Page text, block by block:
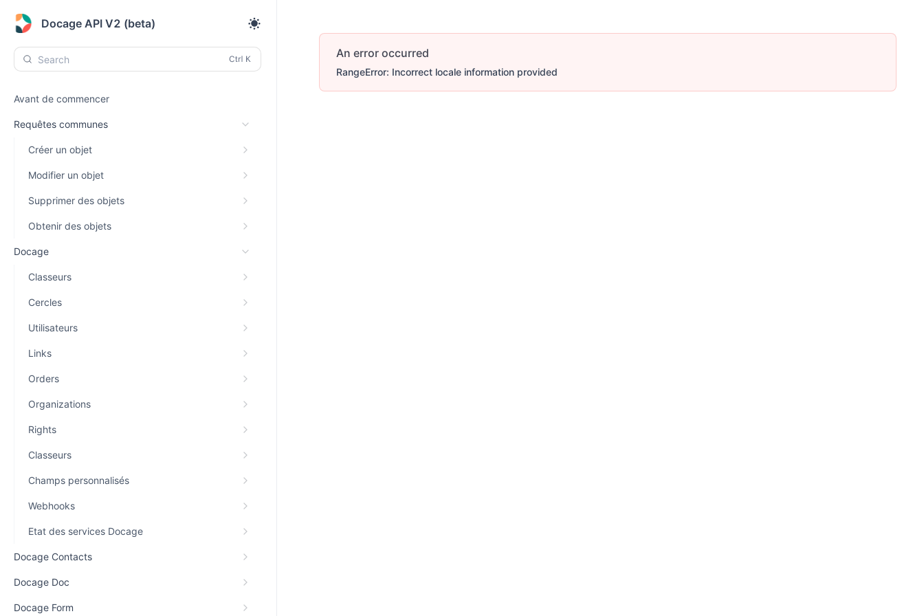
Docage API V2 (beta)
Search
Avant de commencer
Requêtes communes
Créer un objet
Modifier un objet
Supprimer des objets
Obtenir des objets
Docage
Classeurs
Cercles
Utilisateurs
Links
Orders
Organizations
Rights
Classeurs
Champs personnalisés
Webhooks
Etat des services Docage
Docage Contacts
Docage Doc
Docage Form
An error occurred
RangeError: Incorrect locale information provided